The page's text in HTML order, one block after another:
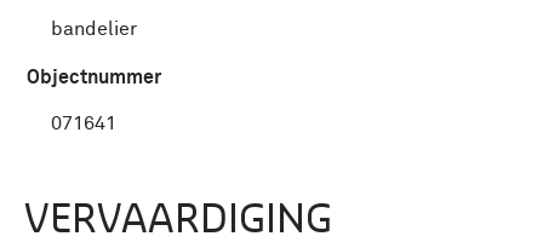
bandelier
Objectnummer
071641
VERVAARDIGING